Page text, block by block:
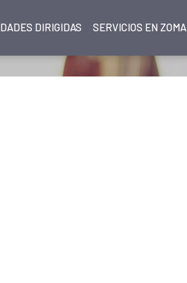
DIRIGIDAS SERVICIOS EN ZOMA